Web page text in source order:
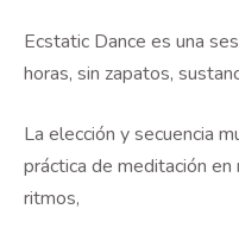
Ecstatic Dance es una
horas, sin zapatos,
La elección y secuencia
práctica de meditación
ritmos,